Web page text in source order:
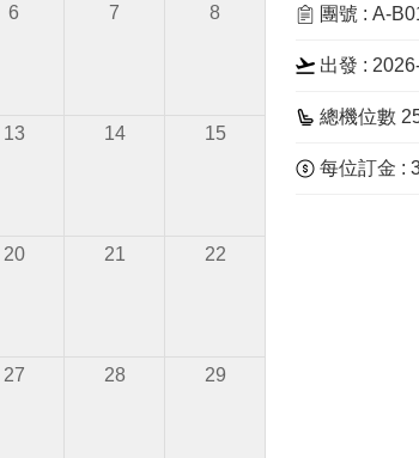
6 7 8
13 14 15
20 21 22
27 28 29
團號 : A-
出發 :
總機位數
每位訂金 :